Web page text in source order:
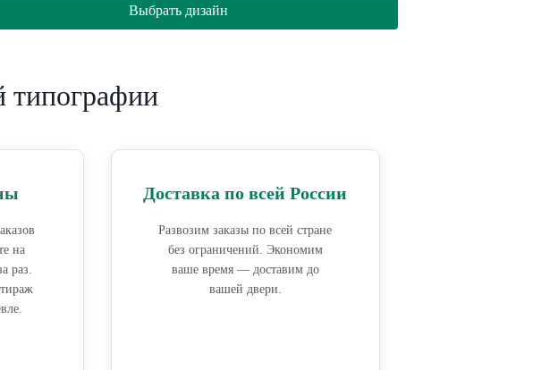
Выбрать дизайн
на
раз.
Доставка по всей России
Развозим заказы по всей стране
без ограничений. Экономим
ваше время — доставим до
вашей двери.